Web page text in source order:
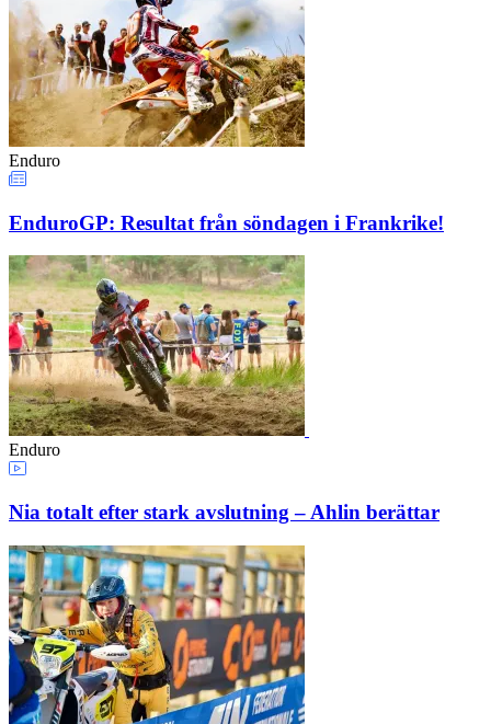
Enduro
EnduroGP: Resultat från söndagen i Frankrike!
Enduro
Nia totalt efter stark avslutning – Ahlin berättar